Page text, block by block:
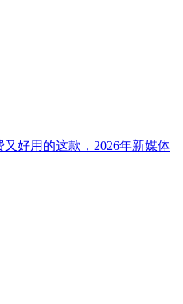
好用的这款，2026年新媒体